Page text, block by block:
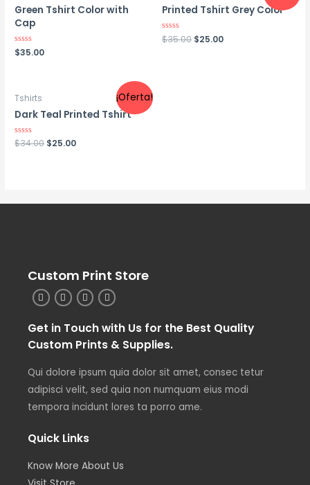
Green Tshirt Color with
Cap
Valorado
en
$35.00
Printed Tshirt Grey Color
Valorado
en
$35.00 $25.00
¡Oferta!
Tshirts
Dark Teal Printed Tshirt
Valorado
en
$34.00 $25.00
Custom Print Store
Get in Touch with Us for the Best Quality
Custom Prints & Supplies.
Qui dolore ipsum quia dolor sit amet, consec tetur
adipisci velit, sed quia non numquam eius modi
tempora incidunt lores ta porro ame.
Quick Links
Know More About Us